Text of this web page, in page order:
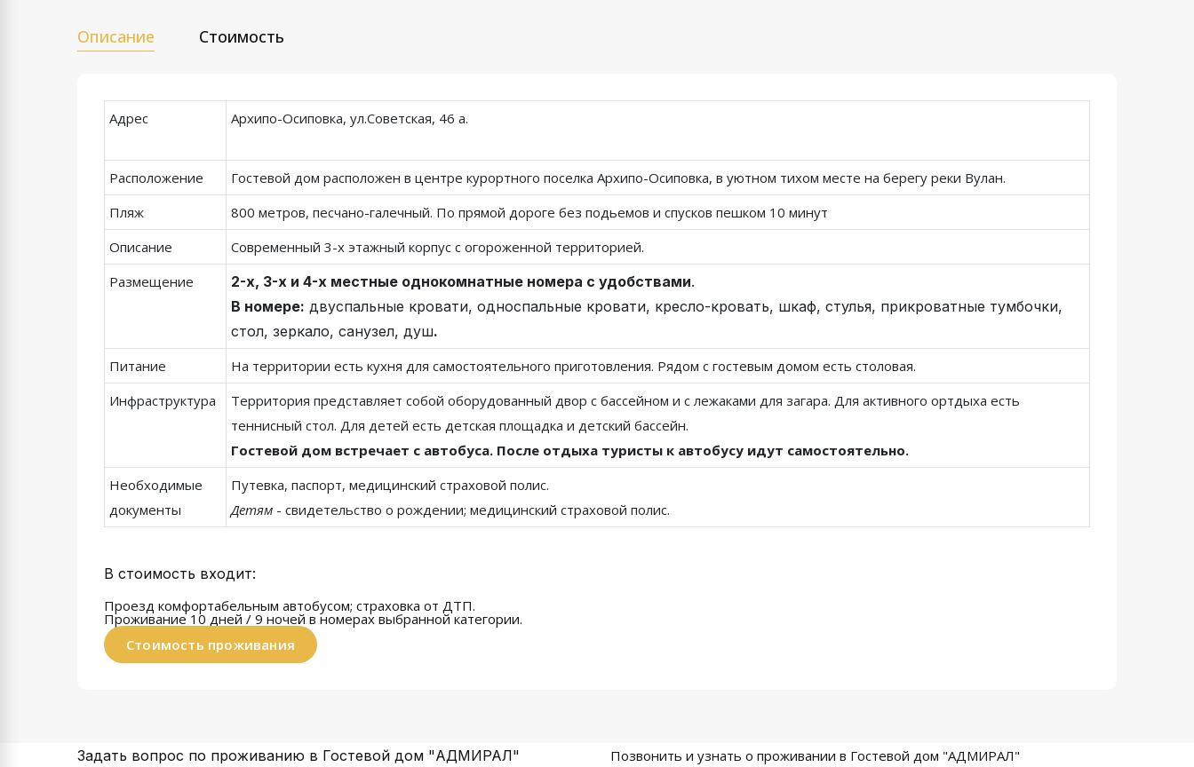
Описание Стоимость
Адрес Архипо-Осиповка, ул.Советская, 46 а.
Расположение
Гостевой дом расположен в центре курортного поселка Архипо-Осиповка, в уютном тихом месте на берегу реки Вулан.
Пляж
800 метров, песчано-галечный. По прямой дороге без подьемов и спусков пешком 10 минут
Описание
Современный 3-х этажный корпус с огороженной территорией.
Размещение
2-х, 3-х и 4-х местные однокомнатные номера с удобствами.
В номере: двуспальные кровати, односпальные кровати, кресло-кровать, шкаф, стулья, прикроватные тумбочки,
стол, зеркало, санузел, душ.
Питание
На территории есть кухня для самостоятельного приготовления. Рядом с гостевым домом есть столовая.
Инфраструктура
Территория представляет собой оборудованный двор с бассейном и с лежаками для загара. Для активного ортдыха есть
теннисный стол. Для детей есть детская площадка и детский бассейн.
Гостевой дом встречает с автобуса. После отдыха туристы к автобусу идут самостоятельно.
Необходимые
документы
Путевка, паспорт, медицинский страховой полис.
Детям - свидетельство о рождении; медицинский страховой полис.
В стоимость входит:
Проезд комфортабельным автобусом; страховка от ДТП.
Проживание 10 дней / 9 ночей в номерах выбранной категории.
Стоимость проживания
Задать вопрос по проживанию в Гостевой дом "АДМИРАЛ" Позвонить и узнать о проживании в Гостевой дом "АДМИРАЛ"